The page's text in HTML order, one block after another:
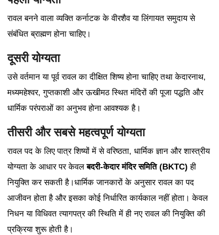
रावल बनने वाला व्यक्ति कर्नाटक के वीरशैव या लिंगायत समुदाय से
संबंधित ब्राह्मण होना चाहिए।
दूसरी योग्यता
उसे वर्तमान या पूर्व रावल का दीक्षित शिष्य होना चाहिए तथा केदारनाथ,
मध्यमहेश्वर, गुप्तकाशी और ऊखीमठ स्थित मंदिरों की पूजा पद्धति और
धार्मिक परंपराओं का अनुभव होना आवश्यक है।
तीसरी और सबसे महत्वपूर्ण योग्यता
रावल पद के लिए पात्र शिष्यों में से वरिष्ठता, धार्मिक ज्ञान और शास्त्रीय
योग्यता के आधार पर केवलबदरी-केदार मंदिर समिति (BKTC) ही
नियुक्ति कर सकती है।धार्मिक जानकारों के अनुसार रावल का पद
आजीवन होता है और इसका कोई निर्धारित कार्यकाल नहीं होता। केवल
निधन या विधिवत त्यागपत्र की स्थिति में ही नए रावल की नियुक्ति की
प्रक्रिया शुरू होती है।